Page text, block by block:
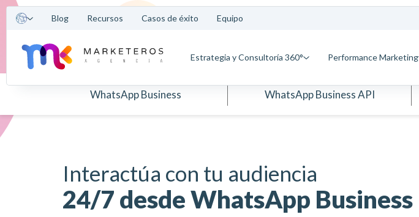
Blog Recursos Casos de éxito Equipo
Estrategia y Consultoría 360° Performance Marketing
WhatsApp Business WhatsApp Business API
Interactúa con tu audiencia
24/7 desde WhatsApp Business